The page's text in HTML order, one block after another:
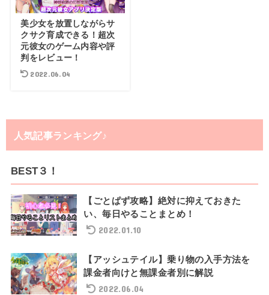
美少女を放置しながらサ
クサク育成できる！超次
元彼女のゲーム内容や評
判をレビュー！
2022.06.04
人気記事ランキング♪
BEST３！
【ごとぱず攻略】絶対に抑えておきた
い、毎日やることまとめ！
2022.01.10
【アッシュテイル】乗り物の入手方法を
課金者向けと無課金者別に解説
2022.06.04